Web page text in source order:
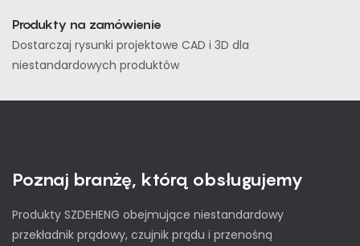
Produkty na zamówienie
Dostarczaj rysunki projektowe CAD i 3D dla
niestandardowych produktów
Poznaj branżę, którą obsługujemy
Produkty SZDEHENG obejmujące niestandardowy
przekładnik prądowy, czujnik prądu i przenośną